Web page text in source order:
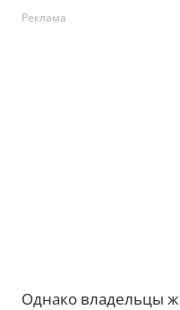
Реклама
Однако владельцы